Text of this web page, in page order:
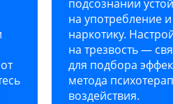
подсознании
на употребление
наркотику.
на трезвость —
для подбора
метода
воздействия.